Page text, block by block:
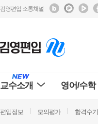
김영편입 소통채널
교수소개 영어/수학
편입정보 모의평가 합격수기